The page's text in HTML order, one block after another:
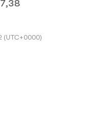
(UTC+0000)